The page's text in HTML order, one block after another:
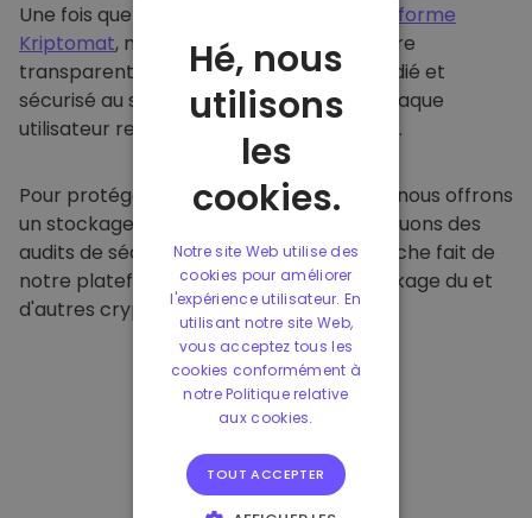
Une fois que vous achetez du sur
la plateforme
Kriptomat, nous le transférons de manière
transparente dans votre portefeuille dédié et
sécurisé au sein de notre plateforme. Chaque
utilisateur reçoit un portefeuille individuel.
Pour protéger nos clients et leurs fonds, nous offrons
un stockage hors ligne sécurisé et effectuons des
audits de sécurité réguliers. Cette approche fait de
notre plateforme un refuge pour le stockage du et
d'autres crypto-monnaies.
Hé, nous
utilisons
les
cookies.
Notre site Web utilise des
cookies pour améliorer
l'expérience utilisateur. En
utilisant notre site Web,
vous acceptez tous les
cookies conformément à
notre Politique relative
aux cookies.
TOUT ACCEPTER